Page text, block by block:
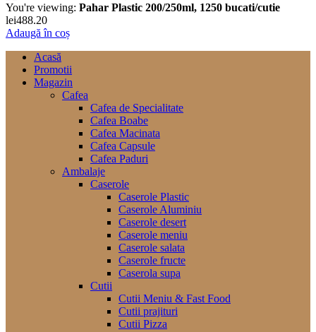
You're viewing: Pahar Plastic 200/250ml, 1250 bucati/cutie
lei488.20
Adaugă în coș
Acasă
Promotii
Magazin
Cafea
Cafea de Specialitate
Cafea Boabe
Cafea Macinata
Cafea Capsule
Cafea Paduri
Ambalaje
Caserole
Caserole Plastic
Caserole Aluminiu
Caserole desert
Caserole meniu
Caserole salata
Caserole fructe
Caserola supa
Cutii
Cutii Meniu & Fast Food
Cutii prajituri
Cutii Pizza